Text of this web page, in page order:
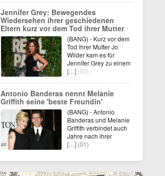
Jennifer Grey: Bewegendes
Wiedersehen ihrer geschiedenen
Eltern kurz vor dem Tod ihrer Mutter
(BANG) - Kurz vor dem
Tod ihrer Mutter Jo
Wilder kam es für
Jennifer Grey zu einem
[…] (00)
Antonio Banderas nennt Melanie
Griffith seine 'beste Freundin'
(BANG) - Antonio
Banderas und Melanie
Griffith verbindet auch
Jahre nach ihrer
[…] (01)